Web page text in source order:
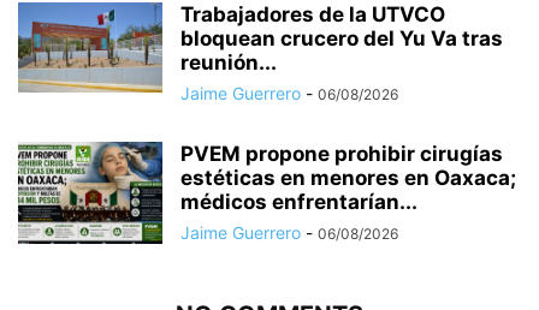
Trabajadores de la UTVCO
bloquean crucero del Yu Va tras
reunión...
Jaime Guerrero - 06/08/2026
PVEM propone prohibir cirugías
estéticas en menores en Oaxaca;
médicos enfrentarían...
Jaime Guerrero - 06/08/2026